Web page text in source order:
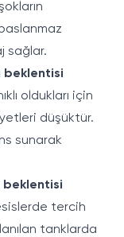
sağlar.
beklentisi
oldukları için
düşüktür.
sunarak
beklentisi
tercih
tanklarda